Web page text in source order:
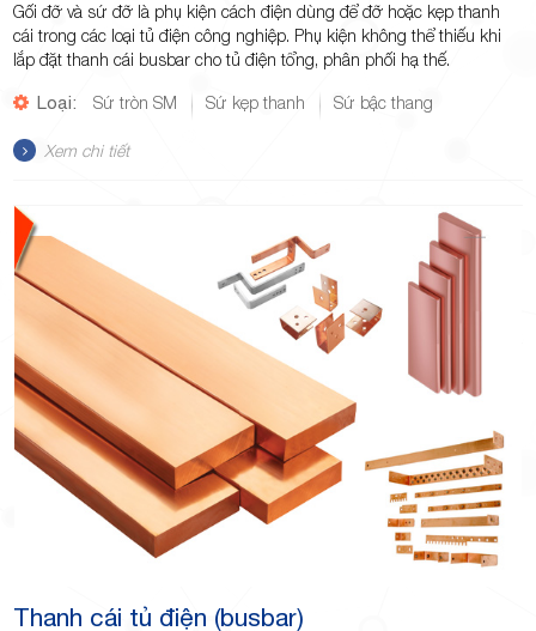
Gối đỡ và sứ đỡ là phụ kiện cách điện dùng để đỡ hoặc kẹp thanh
cái trong các loại tủ điện công nghiệp. Phụ kiện không thể thiếu khi
lắp đặt thanh cái busbar cho tủ điện tổng, phân phối hạ thế.
Loại: Sứ tròn SM Sứ kẹp thanh Sứ bậc thang
Xem chi tiết
Thanh cái tủ điện (busbar)